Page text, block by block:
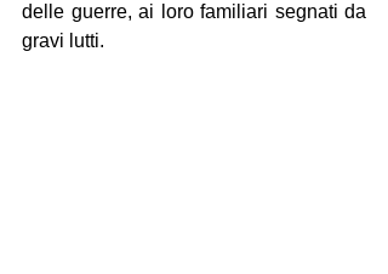
delle guerre, ai loro familiari segnati da
gravi lutti.